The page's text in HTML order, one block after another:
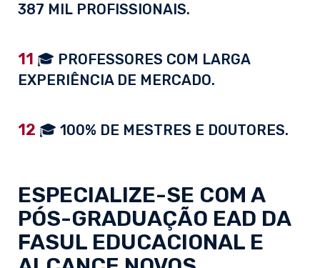
387 MIL PROFISSIONAIS.
11 🎓 PROFESSORES COM LARGA
EXPERIÊNCIA DE MERCADO.
12 🎓 100% DE MESTRES E DOUTORES.
ESPECIALIZE-SE COM A
PÓS-GRADUAÇÃO EAD DA
FASUL EDUCACIONAL E